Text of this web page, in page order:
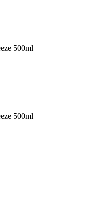
500ml
500ml